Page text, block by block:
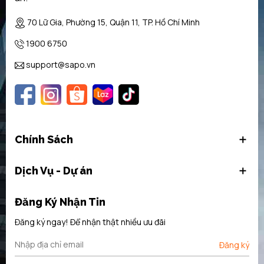
Những ưu điểm của máy rửa chén Bosch
SMS88TI01E
bảo hiệu suất làm sạch tối ưu tự động. Việc sử dụng nước, nhiệt độ
nước và thời gian xả được điều chỉnh chính xác về mức độ tải trọng
bẩn, cung cấp kết quả tốt nhất trong khi tiết kiệm nước và năng
70 Lữ Gia, Phường 15, Quận 11, TP. Hồ Chí Minh
1900 6750
support@sapo.vn
Chính Sách
Dịch Vụ - Dự án
Đăng Ký Nhận Tin
Đăng ký ngay! Để nhận thật nhiều ưu đãi
Đăng ký